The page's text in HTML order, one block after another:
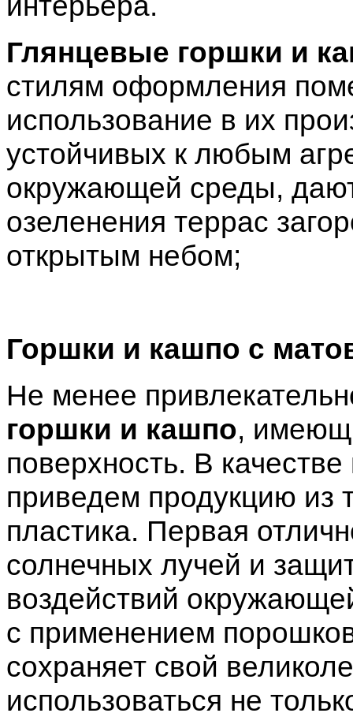
Глянцевые горшки и
стилям оформления
использование в их
устойчивых к любым
окружающей среды,
озеленения террас
открытым небом;
Горшки и кашпо с
Не менее
горшки и кашпо,
поверхность. В
приведем продукцию из
пластика. Первая
солнечных лучей и
воздействий
с применением
сохраняет свой
использоваться не